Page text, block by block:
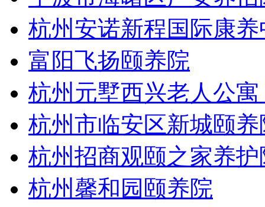
杭州安诺新程国际康养
富阳飞扬颐养院
杭州元墅西兴老人公
杭州市临安区新城颐养
杭州招商观颐之家养护
杭州馨和园颐养院